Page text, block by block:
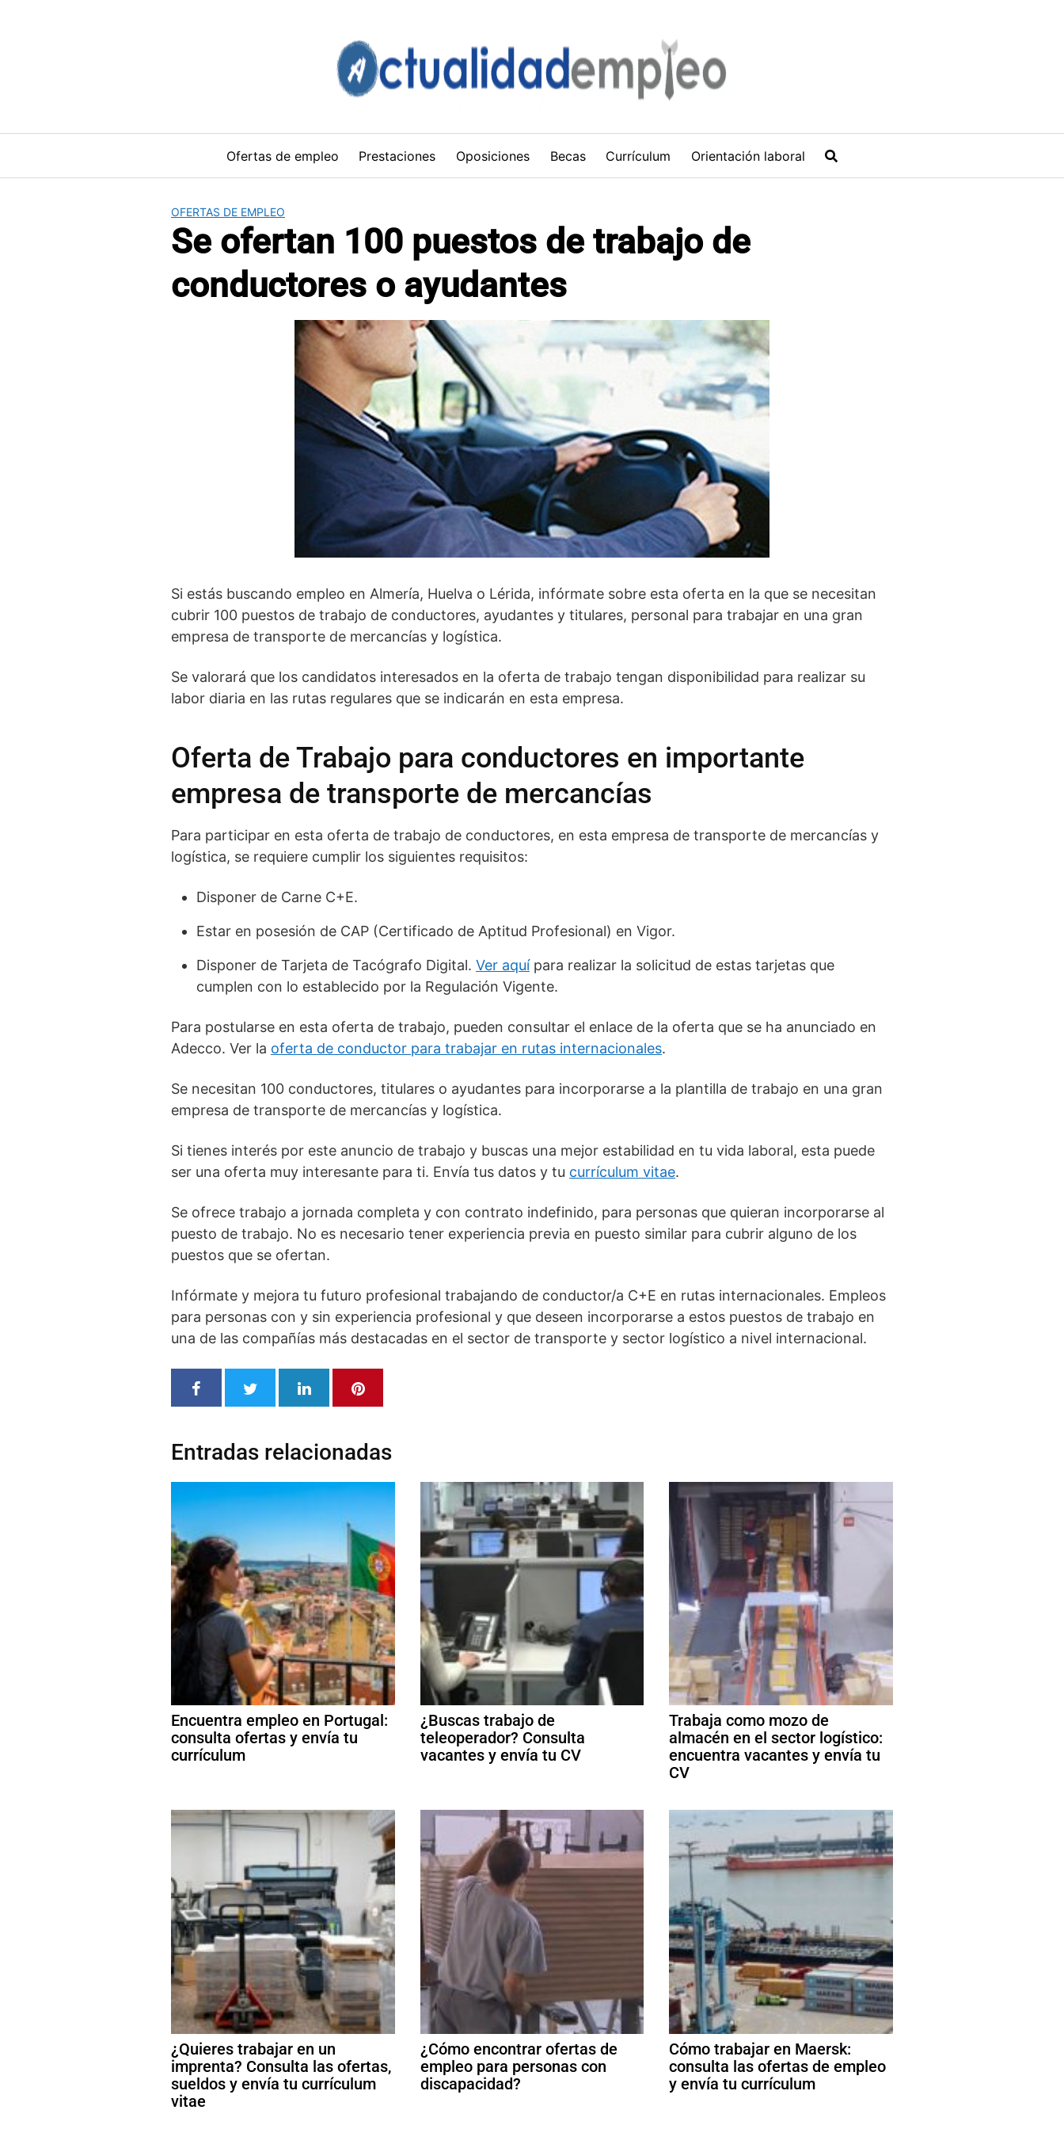
Ofertas de empleo Prestaciones Oposiciones Becas Currículum Orientación laboral
OFERTAS DE EMPLEO
Se ofertan 100 puestos de trabajo de
conductores o ayudantes
Si estás buscando empleo en Almería, Huelva o Lérida, infórmate sobre esta oferta en la que se necesitan
cubrir 100 puestos de trabajo de conductores, ayudantes y titulares, personal para trabajar en una gran
empresa de transporte de mercancías y logística.
Se valorará que los candidatos interesados en la oferta de trabajo tengan disponibilidad para realizar su
labor diaria en las rutas regulares que se indicarán en esta empresa.
Oferta de Trabajo para conductores en importante
empresa de transporte de mercancías
Para participar en esta oferta de trabajo de conductores, en esta empresa de transporte de mercancías y
logística, se requiere cumplir los siguientes requisitos:
Disponer de Carne C+E.
Estar en posesión de CAP (Certificado de Aptitud Profesional) en Vigor.
Disponer de Tarjeta de Tacógrafo Digital. Ver aquípara realizar la solicitud de estas tarjetas que
cumplen con lo establecido por la Regulación Vigente.
Para postularse en esta oferta de trabajo, pueden consultar el enlace de la oferta que se ha anunciado en
Adecco. Ver la oferta de conductor para trabajar en rutas internacionales.
Se necesitan 100 conductores, titulares o ayudantes para incorporarse a la plantilla de trabajo en una gran
empresa de transporte de mercancías y logística.
Si tienes interés por este anuncio de trabajo y buscas una mejor estabilidad en tu vida laboral, esta puede
ser una oferta muy interesante para ti. Envía tus datos y tu currículum vitae.
Se ofrece trabajo a jornada completa y con contrato indefinido, para personas que quieran incorporarse al
puesto de trabajo. No es necesario tener experiencia previa en puesto similar para cubrir alguno de los
puestos que se ofertan.
Infórmate y mejora tu futuro profesional trabajando de conductor/a C+E en rutas internacionales. Empleos
para personas con y sin experiencia profesional y que deseen incorporarse a estos puestos de trabajo en
una de las compañías más destacadas en el sector de transporte y sector logístico a nivel internacional.
Entradas relacionadas
Encuentra empleo en Portugal:
consulta ofertas y envía tu
currículum
¿Buscas trabajo de
teleoperador? Consulta
vacantes y envía tu CV
Trabaja como mozo de
almacén en el sector logístico:
encuentra vacantes y envía tu
CV
¿Quieres trabajar en un
imprenta? Consulta las ofertas,
sueldos y envía tu currículum
vitae
¿Cómo encontrar ofertas de
empleo para personas con
discapacidad?
Cómo trabajar en Maersk:
consulta las ofertas de empleo
y envía tu currículum